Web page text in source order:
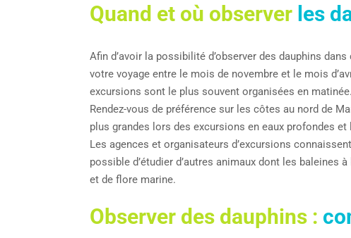
Quand et où observer les
Afin d’avoir la possibilité d’observer des dauphins
votre voyage entre le mois de novembre et le mois
excursions sont le plus souvent organisées en matinée.
Rendez-vous de préférence sur les côtes au nord de
plus grandes lors des excursions en eaux profondes
Les agences et organisateurs d’excursions
possible d’étudier d’autres animaux dont les baleines
et de flore marine.
Observer des dauphins :